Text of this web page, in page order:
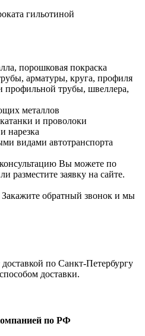
гильотиной
порошковая покраска
арматуры, круга, профиля
профильной трубы, швеллера,
металлов
и проволоки
нарезка
видами автотранспорта
консультацию Вы можете по
разместите заявку на сайте.
Закажите обратный звонок и мы
доставкой по Санкт-Петербургу
доставки.
по РФ